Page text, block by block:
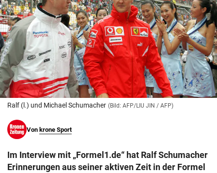
search
Suchbegriff
eingeben
© Krone Multimedia GmbH & Co KG 2026
Muthgasse 2, 1190 Wien
Ralf (l.) und Michael Schumacher (Bild: AFP/LIU JIN / AFP)
Von krone Sport
Im Interview mit „Formel1.de“ hat Ralf Schumacher
Erinnerungen aus seiner aktiven Zeit in der Formel